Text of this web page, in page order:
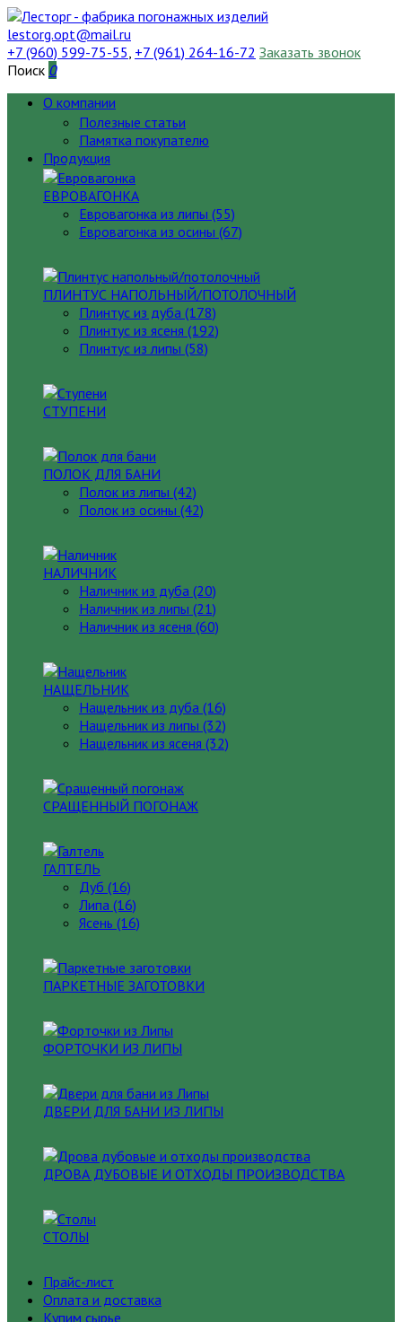
lestorg.opt@mail.ru
+7 (960) 599-75-55, +7 (961) 264-16-72 Заказать звонок
Поиск 0
О компании
Полезные статьи
Памятка покупателю
Продукция
ЕВРОВАГОНКА
Евровагонка из липы (55)
Евровагонка из осины (67)
ПЛИНТУС НАПОЛЬНЫЙ/ПОТОЛОЧНЫЙ
Плинтус из дуба (178)
Плинтус из ясеня (192)
Плинтус из липы (58)
СТУПЕНИ
ПОЛОК ДЛЯ БАНИ
Полок из липы (42)
Полок из осины (42)
НАЛИЧНИК
Наличник из дуба (20)
Наличник из липы (21)
Наличник из ясеня (60)
НАЩЕЛЬНИК
Нащельник из дуба (16)
Нащельник из липы (32)
Нащельник из ясеня (32)
СРАЩЕННЫЙ ПОГОНАЖ
ГАЛТЕЛЬ
Дуб (16)
Липа (16)
Ясень (16)
ПАРКЕТНЫЕ ЗАГОТОВКИ
ФОРТОЧКИ ИЗ ЛИПЫ
ДВЕРИ ДЛЯ БАНИ ИЗ ЛИПЫ
ДРОВА ДУБОВЫЕ И ОТХОДЫ ПРОИЗВОДСТВА
СТОЛЫ
Прайс-лист
Оплата и доставка
Купим сырье